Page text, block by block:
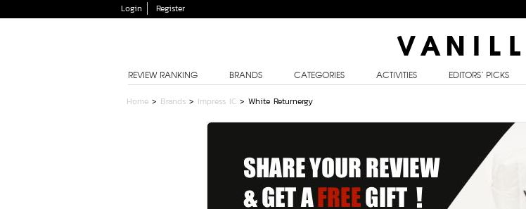
Login Register
REVIEW RANKING BRANDS CATEGORIES ACTIVITIES EDITORS’ PICKS
Home > Brands > Impress IC > White Returnergy